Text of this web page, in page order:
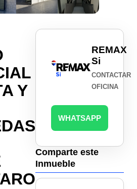
Y
REMAX
Si
CONTACTAR
OFICINA
WHATSAPP
Comparte este
Inmueble